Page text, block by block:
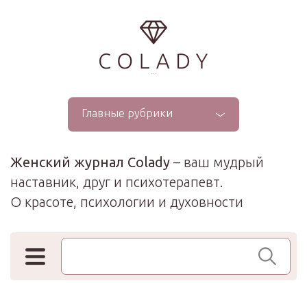
...
Главные рубрики
Женский журнал Colady – ваш мудрый
наставник, друг и психотерапевт.
О красоте, психологии и духовности
Поиск по сайту